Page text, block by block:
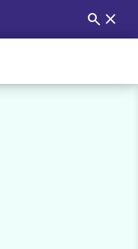
Buscar:
search close